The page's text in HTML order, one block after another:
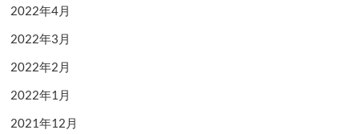
2022年4月
2022年3月
2022年2月
2022年1月
2021年12月